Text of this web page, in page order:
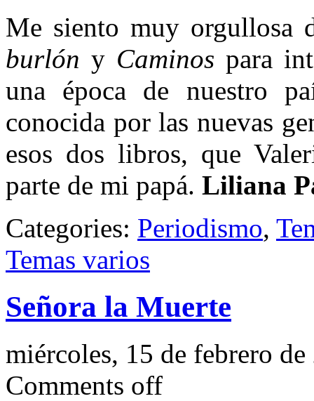
Me siento muy orgullosa
burlón y Caminos para
una época de nuestro
conocida por las nuevas
esos dos libros, que
parte de mi papá. Liliana
Categories: Periodismo,
Temas varios
Señora la Muerte
miércoles, 15 de febrero de
Comments off